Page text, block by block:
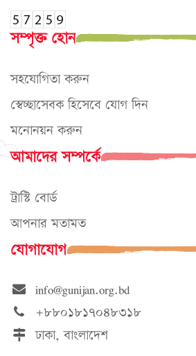
সম্পৃক্ত হোন
সহযোগিতা করুন
স্বেচ্ছাসেবক হিসেবে যোগ দিন
মনোনয়ন করুন
আমাদের সম্পর্কে
ট্রাস্টি বোর্ড
আপনার মতামত
যোগাযোগ
info@gunijan.org.bd
+৮৮০১৮১৭০৪৮৩১৮
ঢাকা, বাংলাদেশ